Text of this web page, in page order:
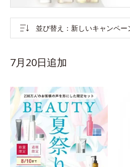
並び替え 新しいキャンペー
7月20日追加